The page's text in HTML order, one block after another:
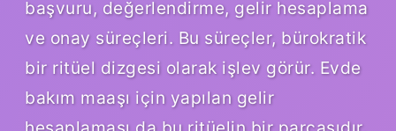
başvuru, değerlendirme, gelir hesaplama
ve onay süreçleri. Bu süreçler, bürokratik
bir ritüel dizgesi olarak işlev görür. Evde
bakım maaşı için yapılan gelir